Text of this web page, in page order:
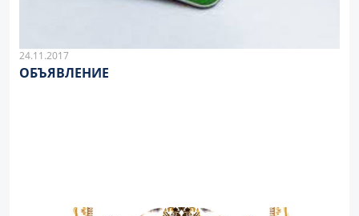
24.11.2017
ОБЪЯВЛЕНИЕ